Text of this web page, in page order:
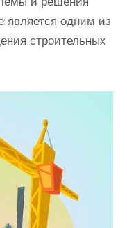
является одним из
строительных